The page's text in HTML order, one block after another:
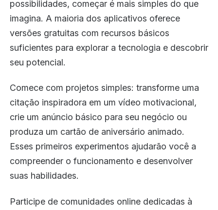
possibilidades, começar é mais simples do que
imagina. A maioria dos aplicativos oferece
versões gratuitas com recursos básicos
suficientes para explorar a tecnologia e descobrir
seu potencial.
Comece com projetos simples: transforme uma
citação inspiradora em um vídeo motivacional,
crie um anúncio básico para seu negócio ou
produza um cartão de aniversário animado.
Esses primeiros experimentos ajudarão você a
compreender o funcionamento e desenvolver
suas habilidades.
Participe de comunidades online dedicadas à